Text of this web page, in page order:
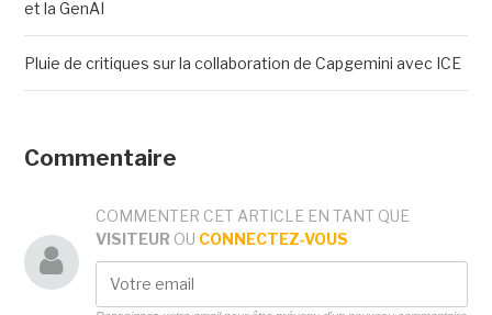
et la GenAI
Pluie de critiques sur la collaboration de Capgemini avec ICE
Commentaire
COMMENTER CET ARTICLE EN TANT QUE
VISITEUR OU CONNECTEZ-VOUS